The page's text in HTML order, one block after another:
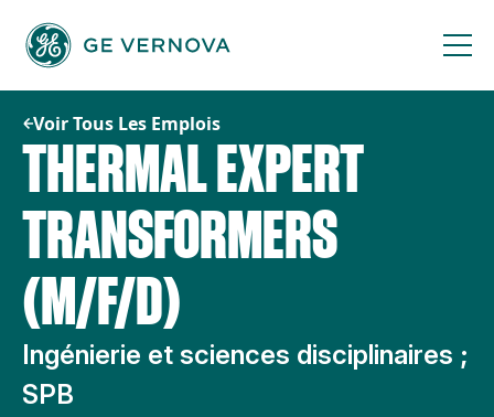
contenu
Voir Tous Les Emplois
THERMAL EXPERT
TRANSFORMERS
(M/F/D)
Ingénierie et sciences disciplinaires ;
SPB